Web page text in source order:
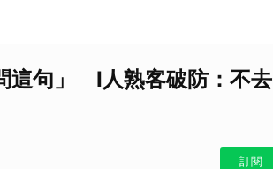
這句」 I人熟客破防：不去
訂閱